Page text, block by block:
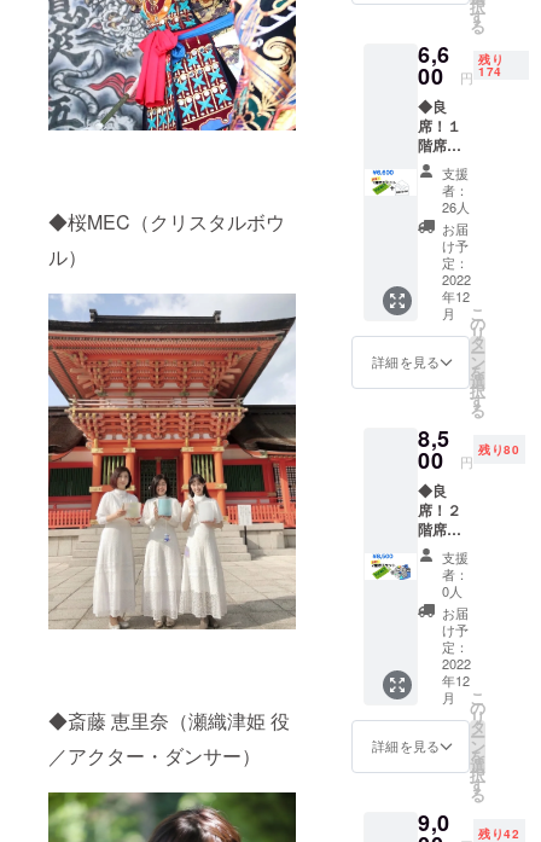
◆桜MEC（クリスタルボウ
ル）
◆斎藤 恵里奈（瀬織津姫 役
／アクター・ダンサー）
データ
は2023
年3月以
降とな
りま
す。
（ギガ
ファイ
ル便で
お届
け） ※
作品の
著作権
は仮面
徹甲檀
のもの
です。
択
す
る
6,6
00 円
残り
174
◆良
席！１
階席チ
ケット※
先着順
（12/11
(日) 当
日のみ
有効）
◆感謝
のお手
支援
者：
26人
お届
け予
定：
2022
年12
月
詳細を見る
こ
の
リ
タ
ー
ン
を
選
択
す
る
8,5
00 円
残り80
◆良
席！２
階席チ
ケット※
先着順
（12/11
(日) 当
日のみ
有効）
◆作品
DVD ※
お届け
は2023
年3月以
降とな
りま
作品の
支援
者：
0人
お届
け予
定：
2022
年12
月
詳細を見る
こ
の
リ
タ
ー
ン
を
選
択
す
る
9,0 残り42